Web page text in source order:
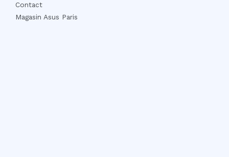
Contact
Magasin Asus Paris